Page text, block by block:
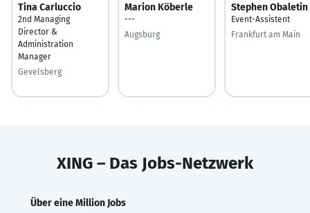
Tina Carluccio
2nd Managing
Director &
Administration
Manager
Gevelsberg
Marion Köberle
---
Augsburg
Stephen Obaletin
Event-Assistent
Frankfurt am Main
XING – Das Jobs-Netzwerk
Über eine Million Jobs